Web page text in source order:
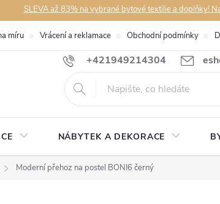
SLEVA až 83% na vybrané bytové textilie a doplňky!
+421949214304
míru Vrácení a reklamace Obchodní podmínky
NÁBYTEK A DEKORACE
Moderní přehoz na postel BONI6 černý